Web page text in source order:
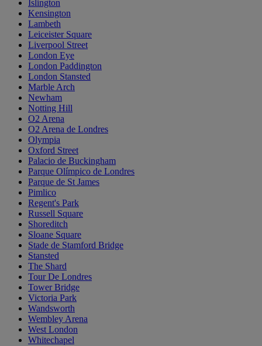
Islington
Kensington
Lambeth
Leiceister Square
Liverpool Street
London Eye
London Paddington
London Stansted
Marble Arch
Newham
Notting Hill
O2 Arena
O2 Arena de Londres
Olympia
Oxford Street
Palacio de Buckingham
Parque Olímpico de Londres
Parque de St James
Pimlico
Regent's Park
Russell Square
Shoreditch
Sloane Square
Stade de Stamford Bridge
Stansted
The Shard
Tour De Londres
Tower Bridge
Victoria Park
Wandsworth
Wembley Arena
West London
Whitechapel